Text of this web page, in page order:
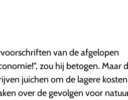
van de afgelopen
zou hij betogen. Maar
juichen om de lagere
over de gevolgen voor